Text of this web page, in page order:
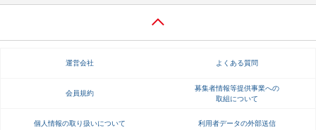
運営会社 よくある質問
会員規約
募集者情報等提供事業への
取組について
個人情報の取り扱いについて 利用者データの外部送信